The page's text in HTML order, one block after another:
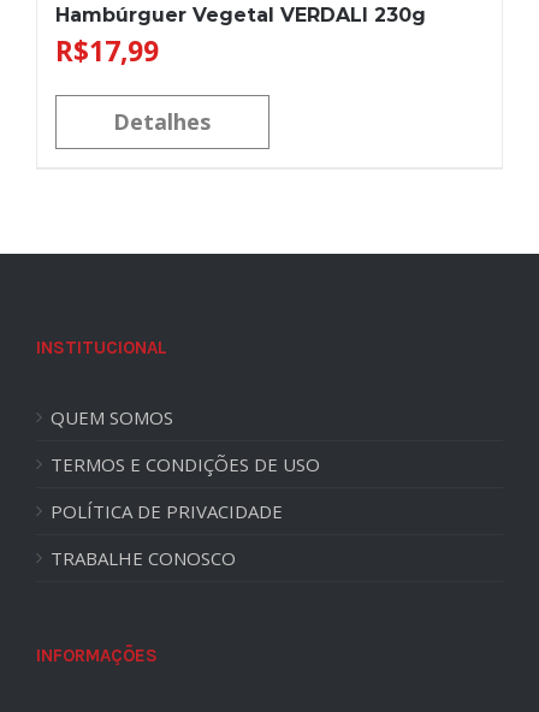
Hambúrguer Vegetal VERDALI 230g
R$17,99
Detalhes
INSTITUCIONAL
QUEM SOMOS
TERMOS E CONDIÇÕES DE USO
POLÍTICA DE PRIVACIDADE
TRABALHE CONOSCO
INFORMAÇÕES